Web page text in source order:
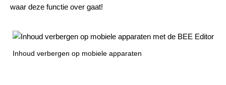
waar deze functie over gaat!
Inhoud verbergen op mobiele apparaten